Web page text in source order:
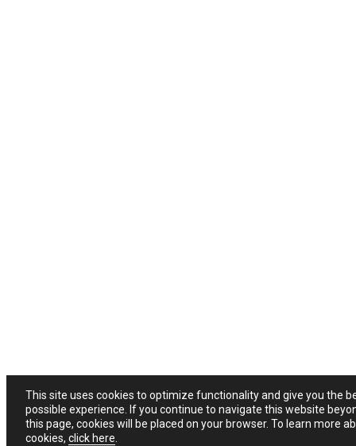
This site uses cookies to optimize functionality and give you the
possible experience. If you continue to navigate this website
this page, cookies will be placed on your browser. To learn more
cookies, click here